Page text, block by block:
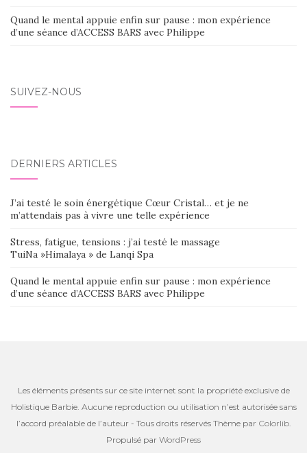
Quand le mental appuie enfin sur pause : mon expérience
d’une séance d’ACCESS BARS avec Philippe
SUIVEZ-NOUS
DERNIERS ARTICLES
J’ai testé le soin énergétique Cœur Cristal… et je ne
m’attendais pas à vivre une telle expérience
Stress, fatigue, tensions : j’ai testé le massage
TuiNa »Himalaya » de Lanqi Spa
Quand le mental appuie enfin sur pause : mon expérience
d’une séance d’ACCESS BARS avec Philippe
Les éléments présents sur ce site internet sont la propriété exclusive de
Holistique Barbie. Aucune reproduction ou utilisation n’est autorisée sans
l’accord préalable de l’auteur - Tous droits réservés Thème par Colorlib.
Propulsé par WordPress